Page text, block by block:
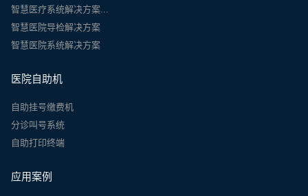
智慧医疗系统解决方案...
智慧医院导检解决方案
智慧医院系统解决方案
医院自助机
自助挂号缴费机
分诊叫号系统
自助打印终端
应用案例